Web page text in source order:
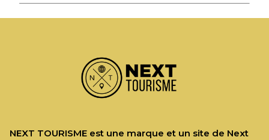
NEXT TOURISME est une marque et un site de Next